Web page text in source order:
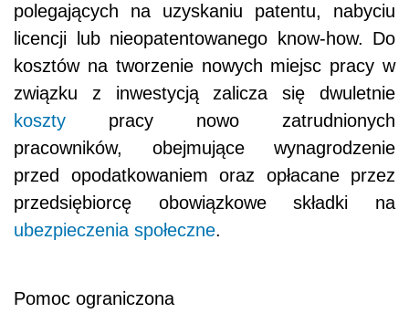
polegających na uzyskaniu patentu, nabyciu
licencji lub nieopatentowanego know-how. Do
kosztów na tworzenie nowych miejsc pracy w
związku z inwestycją zalicza się dwuletnie
koszty pracy nowo zatrudnionych
pracowników, obejmujące wynagrodzenie
przed opodatkowaniem oraz opłacane przez
przedsiębiorcę obowiązkowe składki na
ubezpieczenia społeczne.
Pomoc ograniczona